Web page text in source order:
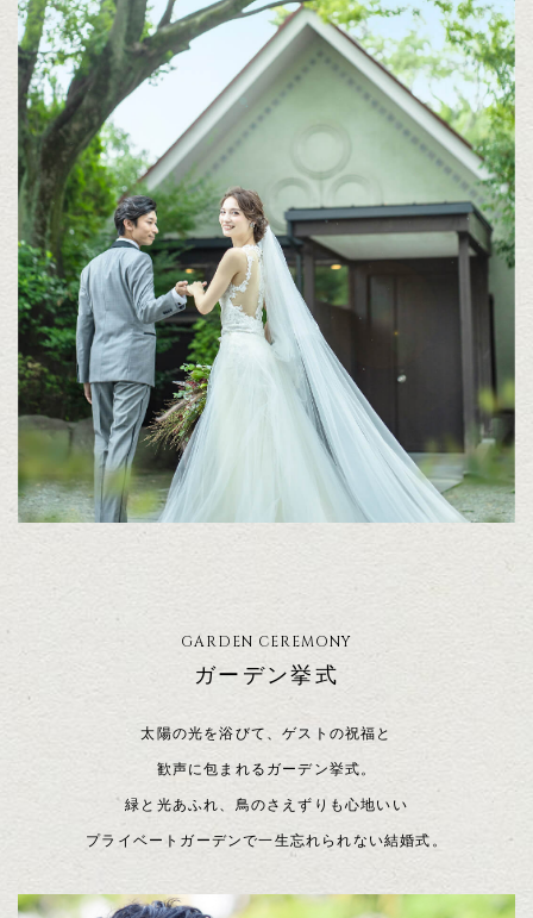
GARDEN CEREMONY
ガーデン挙式
太陽の光を浴びて、ゲストの祝福と
歓声に包まれるガーデン挙式。
緑と光あふれ、鳥のさえずりも心地いい
プライベートガーデンで一生忘れられない結婚式。